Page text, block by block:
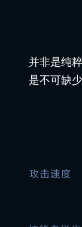
并非是纯
是不可缺